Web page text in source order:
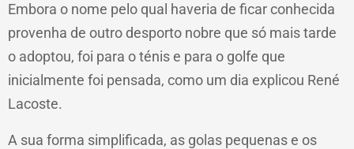
Embora o nome pelo qual haveria de ficar conhecida
provenha de outro desporto nobre que só mais tarde
o adoptou, foi para o ténis e para o golfe que
inicialmente foi pensada, como um dia explicou René
Lacoste.
A sua forma simplificada, as golas pequenas e os